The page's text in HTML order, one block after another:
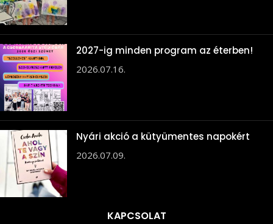
2027-ig minden program az éterben!
2026.07.16.
Nyári akció a kütyümentes napokért
2026.07.09.
KAPCSOLAT